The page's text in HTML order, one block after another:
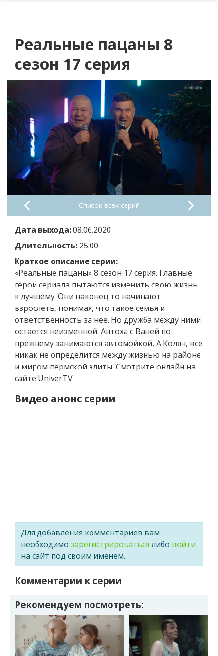
Реальные пацаны 8
сезон 17 серия
Список всех серий
Дата выхода:08.06.2020
Длительность: 25:00
Краткое описание серии:
«Реальные пацаны» 8 сезон 17 серия. Главные
герои сериала пытаются изменить свою жизнь
к лучшему. Они наконец то начинают
взрослеть, понимая, что такое семья и
ответственность за нее. Но дружба между ними
остается неизменной. Антоха с Ваней по-
прежнему занимаются автомойкой, А Колян, все
никак не определится между жизнью на районе
и миром пермской элиты. Смотрите онлайн на
сайте UniverTV
Видео анонс серии
Для добавления комментариев вам
необходимо зарегистрироваться либо войти
на сайт под своим именем.
Комментарии к серии
Рекомендуем посмотреть: